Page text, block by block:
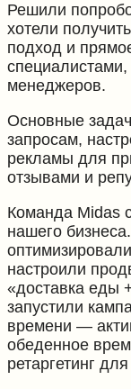
Решили
хотели
подход и
специалистами,
менеджеров.
Основные
запросам,
рекламы для
отзывами и
Команда Midas
нашего
настроили
«доставка еды
запустили
времени —
обеденное
ретаргетинг